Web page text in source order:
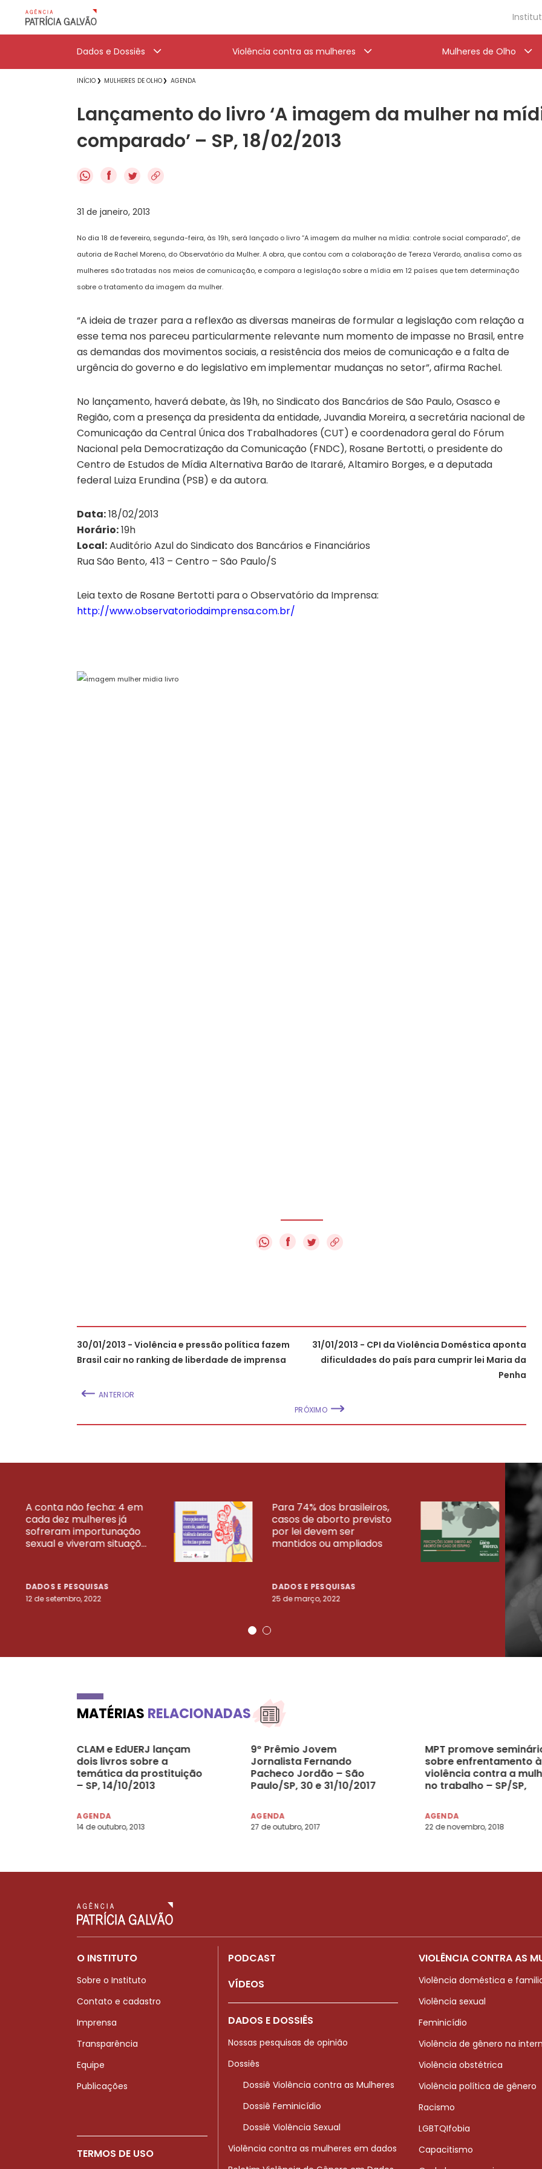
Dados e Dossiês Violência contra as mulheres Mulheres de Olho
INÍCIO MULHERES DE OLHO AGENDA
Lançamento do livro ‘A imagem da mulher na
comparado’ – SP, 18/02/2013
f
31 de janeiro, 2013
No dia 18 de fevereiro, segunda-feira, às 19h, será lançado o livro “A imagem da mulher na mídia: controle social comparado”, de
autoria de Rachel Moreno, do Observatório da Mulher. A obra, que contou com a colaboração de Tereza Verardo, analisa como as
mulheres são tratadas nos meios de comunicação, e compara a legislação sobre a mídia em 12 países que tem determinação
sobre o tratamento da imagem da mulher.
“A ideia de trazer para a reflexão as diversas maneiras de formular a legislação com relação a
esse tema nos pareceu particularmente relevante num momento de impasse no Brasil, entre
as demandas dos movimentos sociais, a resistência dos meios de comunicação e a falta de
urgência do governo e do legislativo em implementar mudanças no setor”, afirma Rachel.
No lançamento, haverá debate, às 19h, no Sindicato dos Bancários de São Paulo, Osasco e
Região, com a presença da presidenta da entidade, Juvandia Moreira, a secretária nacional de
Comunicação da Central Única dos Trabalhadores (CUT) e coordenadora geral do Fórum
Nacional pela Democratização da Comunicação (FNDC), Rosane Bertotti, o presidente do
Centro de Estudos de Mídia Alternativa Barão de Itararé, Altamiro Borges, e a deputada
federal Luiza Erundina (PSB) e da autora.
Data:18/02/2013
Horário:19h
Local:Auditório Azul do Sindicato dos Bancários e Financiários
Rua São Bento, 413 – Centro – São Paulo/S
Leia texto de Rosane Bertotti para o Observatório da Imprensa:
http://www.observatoriodaimprensa.com.br/
f
30/01/2013 - Violência e pressão política fazem
Brasil cair no ranking de liberdade de imprensa
ANTERIOR
31/01/2013 - CPI da Violência Doméstica aponta
dificuldades do país para cumprir lei Maria da
Penha
PRÓXIMO
A conta não fecha: 4 em
cada dez mulheres já
sofreram importunação
sexual e viveram situaçõ...
DADOS E PESQUISAS
12 de setembro, 2022
Para 74% dos brasileiros,
casos de aborto previsto
por lei devem ser
mantidos ou ampliados
DADOS E PESQUISAS
25 de março, 2022
23
VEJA MAIS PESQUISAS
MATÉRIAS RELACIONADAS
CLAM e EdUERJ lançam
dois livros sobre a
temática da prostituição
– SP, 14/10/2013
AGENDA
14 de outubro, 2013
9º Prêmio Jovem
Jornalista Fernando
Pacheco Jordão – São
Paulo/SP, 30 e 31/10/2017
AGENDA
27 de outubro, 2017
MPT promove
sobre enfrentamento à
violência contra a
no trabalho – SP/SP,
AGENDA
22 de novembro, 2018
O INSTITUTO
Sobre o Instituto
Contato e cadastro
Imprensa
Transparência
Equipe
Publicações
TERMOS DE USO
PODCAST
VÍDEOS
DADOS E DOSSIÊS
Nossas pesquisas de opinião
Dossiês
Dossiê Violência contra as Mulheres
Dossiê Feminicídio
Dossiê Violência Sexual
Violência contra as mulheres em dados
VIOLÊNCIA CONTRA AS
Violência doméstica e
Violência sexual
Feminicídio
Violência de gênero na
Violência obstétrica
Violência política de gênero
Racismo
LGBTQIfobia
Capacitismo